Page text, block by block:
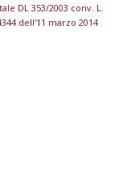
DL 353/2003 conv. L.
dell'11 marzo 2014